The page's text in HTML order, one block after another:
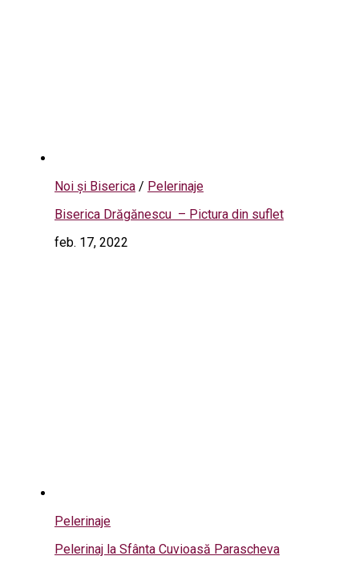
Noi și Biserica / Pelerinaje
Biserica Drăgănescu – Pictura din suflet
feb. 17, 2022
Pelerinaje
Pelerinaj la Sfânta Cuvioasă Parascheva